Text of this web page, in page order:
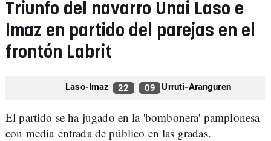
Triunfo del navarro Unai Laso e
Imaz en partido del parejas en el
frontón Labrit
Laso-Imaz 22 09 Urruti-Aranguren
El partido se ha jugado en la 'bombonera' pamplonesa
con media entrada de público en las gradas.